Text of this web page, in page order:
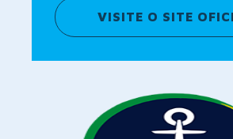
VISITE O SITE